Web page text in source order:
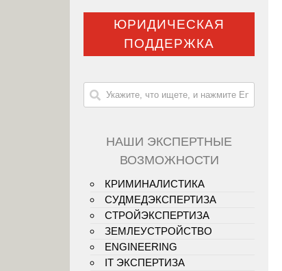
ЮРИДИЧЕСКАЯ
ПОДДЕРЖКА
НАШИ ЭКСПЕРТНЫЕ
ВОЗМОЖНОСТИ
КРИМИНАЛИСТИКА
СУДМЕДЭКСПЕРТИЗА
СТРОЙЭКСПЕРТИЗА
ЗЕМЛЕУСТРОЙСТВО
ENGINEERING
IT ЭКСПЕРТИЗА